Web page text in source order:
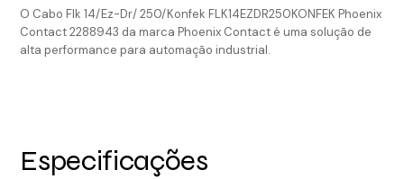
O Cabo Flk 14/Ez-Dr/ 250/Konfek FLK14EZDR250KONFEK Phoenix
Contact 2288943 da marca Phoenix Contact é uma solução de
alta performance para automação industrial.
Especificações